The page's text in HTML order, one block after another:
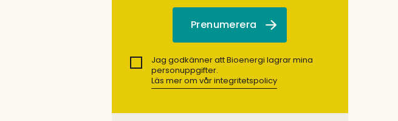
Jag godkänner att Bioenergi lagrar mina
personuppgifter.
Läs mer om vår integritetspolicy